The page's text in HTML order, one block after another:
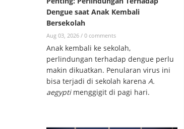
Dengue saat Anak Kembali
Bersekolah
Aug 03, 2026 / 0 comments
Anak kembali ke sekolah,
perlindungan terhadap dengue perlu
makin dikuatkan. Penularan virus ini
bisa terjadi di sekolah karena A.
aegyptimenggigit di pagi hari.